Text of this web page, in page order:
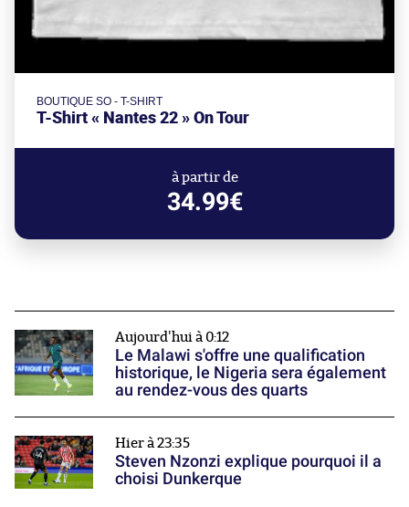
BOUTIQUE SO - T-SHIRT
T-Shirt « Nantes 22 » On Tour
à partir de
34.99€
Aujourd'hui à 0:12
Le Malawi s'offre une qualification
historique, le Nigeria sera également
au rendez-vous des quarts
Hier à 23:35
Steven Nzonzi explique pourquoi il a
choisi Dunkerque